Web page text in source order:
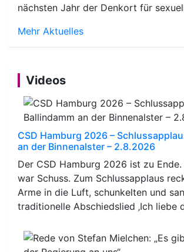
nächsten Jahr der Denkort für
Mehr Aktuelles
Videos
CSD Hamburg 2026 –
an der Binnenalster – 2.8.2026
Der CSD Hamburg 2026 ist zu
war Schuss. Zum Schlussapplaus
Arme in die Luft, schunkelten und
traditionelle Abschiedslied ‚Ich liebe